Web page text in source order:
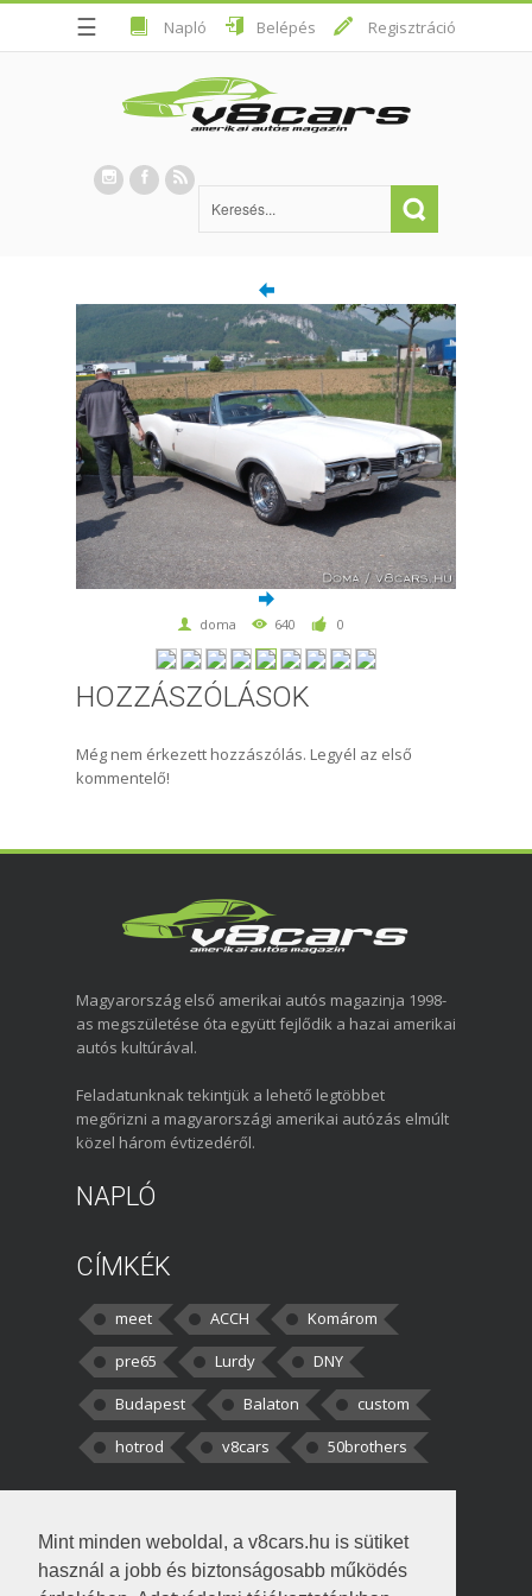
Mint minden weboldal, a v8cars.hu is sütiket
használ a jobb és biztonságosabb működés
☰ Napló Belépés Regisztráció
doma 640 0
HOZZÁSZÓLÁSOK
Még nem érkezett hozzászólás. Legyél az első
kommentelő!
Magyarország első amerikai autós magazinja 1998-
as megszületése óta együtt fejlődik a hazai amerikai
autós kultúrával.
Feladatunknak tekintjük a lehető legtöbbet
megőrizni a magyarországi amerikai autózás elmúlt
közel három évtizedéről.
NAPLÓ
CÍMKÉK
meet ACCH
Komárom
pre65
Lurdy
DNY
Budapest
Balaton
custom
hotrod
v8cars 50brothers
kortisz:Elszúrtam! Én csak két
darabbaal számoltam. Nem tudtam, hogy fél autót,